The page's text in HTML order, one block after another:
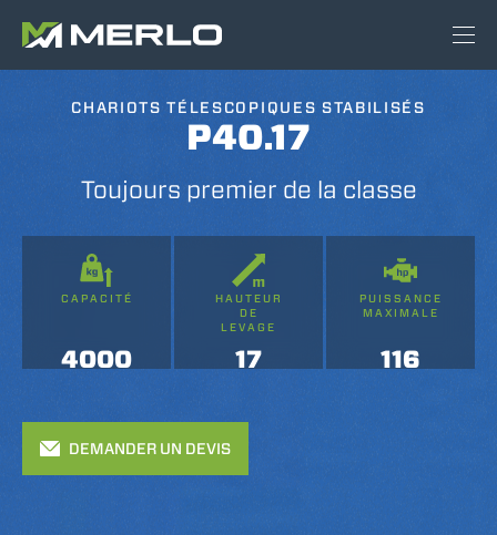
CHARIOTS TÉLESCOPIQUES STABILISÉS
P40.17
Toujours premier de la classe
CAPACITÉ
4000
HAUTEUR
DE
LEVAGE
17
PUISSANCE
MAXIMALE
116
DEMANDER UN DEVIS